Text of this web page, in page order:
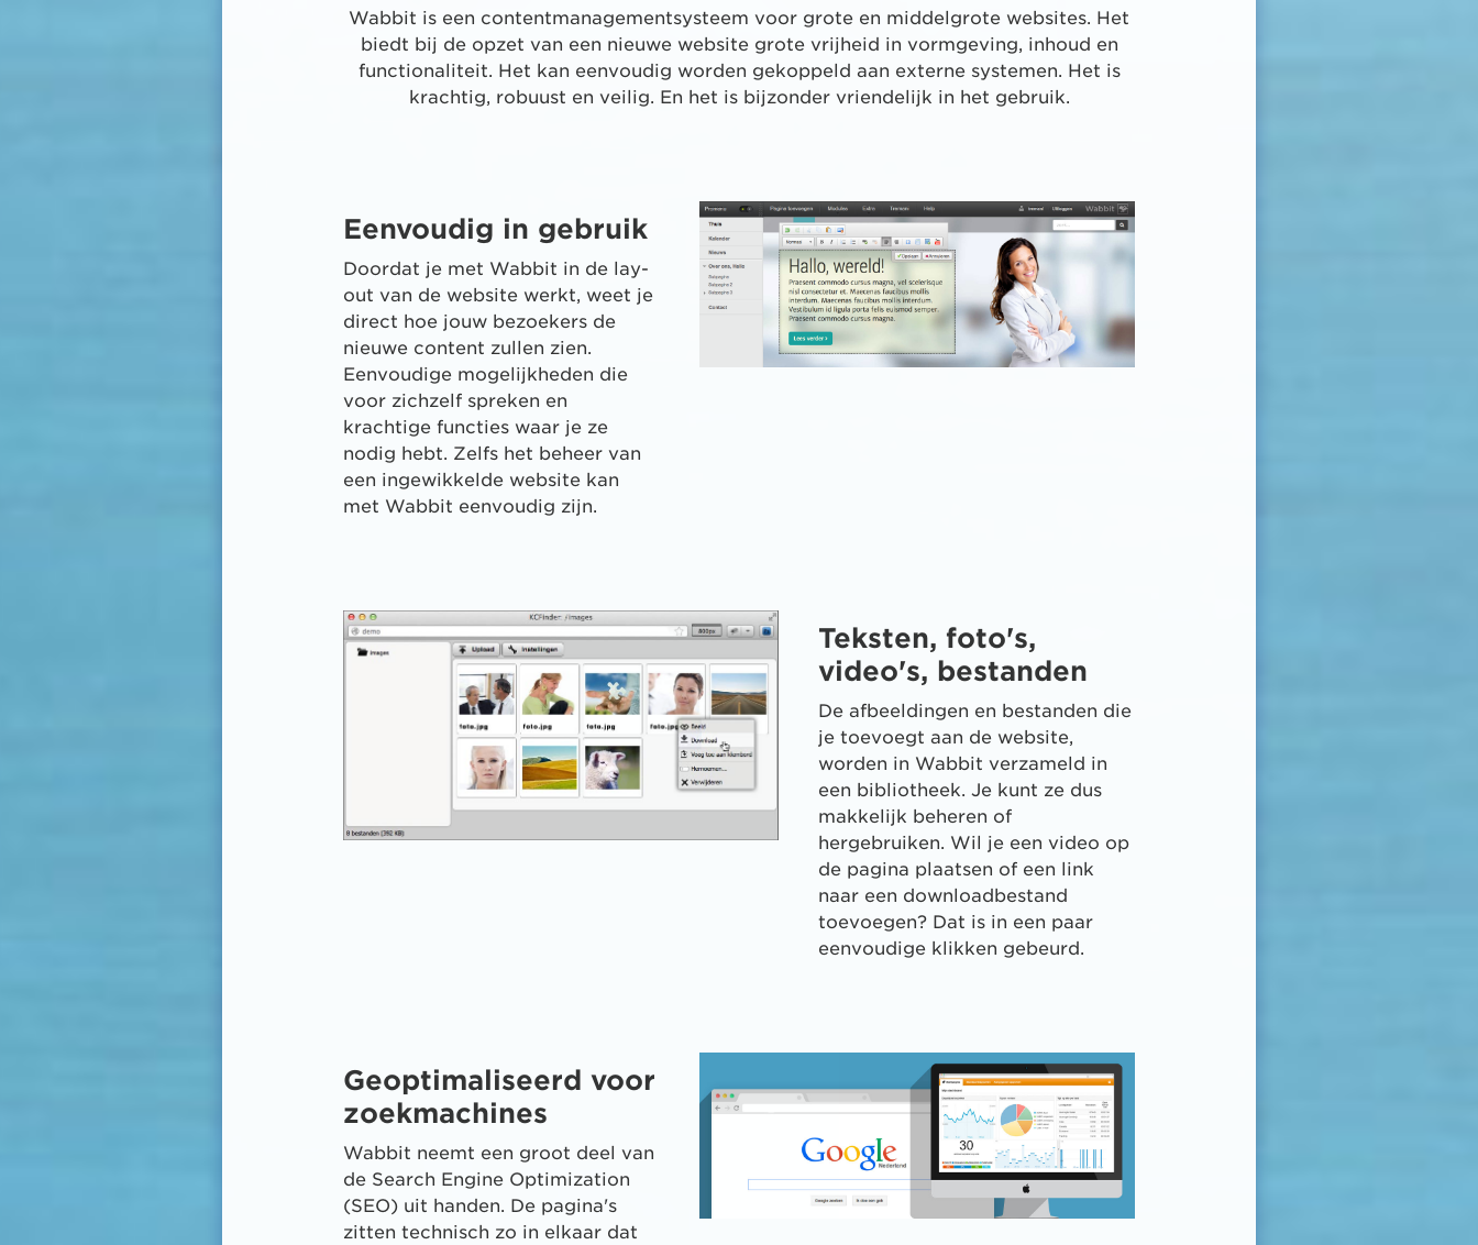
Wabbit is een contentmanagementsysteem voor grote en middelgrote websites. Het
biedt bij de opzet van een nieuwe website grote vrijheid in vormgeving, inhoud en
functionaliteit. Het kan eenvoudig worden gekoppeld aan externe systemen. Het is
krachtig, robuust en veilig. En het is bijzonder vriendelijk in het gebruik.
Eenvoudig in gebruik
Doordat je met Wabbit in de lay-
out van de website werkt, weet je
direct hoe jouw bezoekers de
nieuwe content zullen zien.
Eenvoudige mogelijkheden die
voor zichzelf spreken en
krachtige functies waar je ze
nodig hebt. Zelfs het beheer van
een ingewikkelde website kan
met Wabbit eenvoudig zijn.
Teksten, foto's,
video's, bestanden
De afbeeldingen en bestanden die
je toevoegt aan de website,
worden in Wabbit verzameld in
een bibliotheek. Je kunt ze dus
makkelijk beheren of
hergebruiken. Wil je een video op
de pagina plaatsen of een link
naar een downloadbestand
toevoegen? Dat is in een paar
eenvoudige klikken gebeurd.
Geoptimaliseerd voor
zoekmachines
Wabbit neemt een groot deel van
de Search Engine Optimization
(SEO) uit handen. De pagina's
zitten technisch zo in elkaar dat